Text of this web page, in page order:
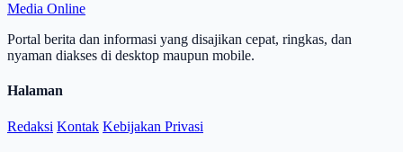
Media Online
Portal berita dan informasi yang disajikan cepat, ringkas, dan
nyaman diakses di desktop maupun mobile.
Halaman
Redaksi Kontak Kebijakan Privasi